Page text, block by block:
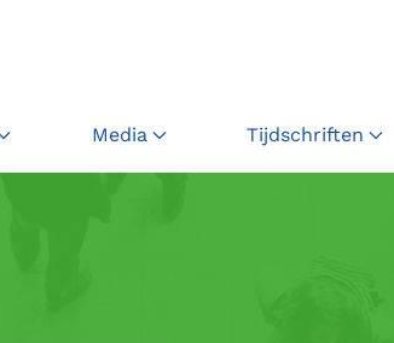
Media Tijdschriften